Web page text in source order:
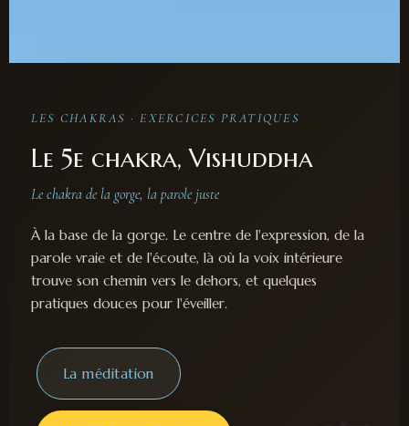
LES CHAKRAS · EXERCICES PRATIQUES
Le 5e chakra, Vishuddha
Le chakra de la gorge, la parole juste
À la base de la gorge. Le centre de l'expression, de la
parole vraie et de l'écoute, là où la voix intérieure
trouve son chemin vers le dehors, et quelques
pratiques douces pour l'éveiller.
La méditation